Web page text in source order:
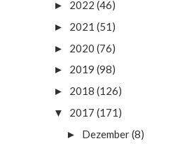
► 2022 (46)
► 2021 (51)
► 2020 (76)
► 2019 (98)
► 2018 (126)
▼ 2017 (171)
► Dezember(8)